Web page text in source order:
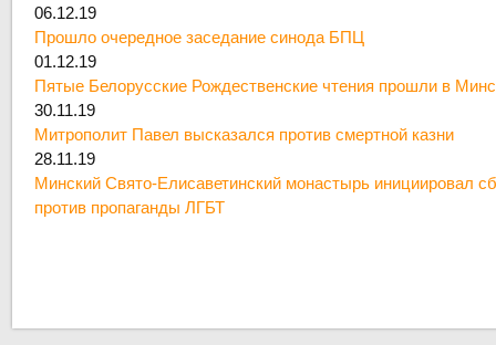
06.12.19
Прошло очередное заседание синода БПЦ
01.12.19
Пятые Белорусские Рождественские чтения прошли в
30.11.19
Митрополит Павел высказался против смертной казни
28.11.19
Минский Свято-Елисаветинский монастырь инициировал
против пропаганды ЛГБТ